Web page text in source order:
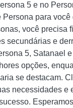
5 e no
Persona para
você precisa
secundárias e
5, Satanael
opções,
se destacam.
necessidades e